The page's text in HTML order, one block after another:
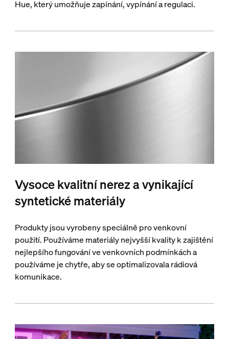
Hue, který umožňuje zapínání, vypínání a regulaci.
Vysoce kvalitní nerez a vynikající
syntetické materiály
Produkty jsou vyrobeny speciálně pro venkovní
použití. Používáme materiály nejvyšší kvality k zajištění
nejlepšího fungování ve venkovních podmínkách a
používáme je chytře, aby se optimalizovala rádiová
komunikace.